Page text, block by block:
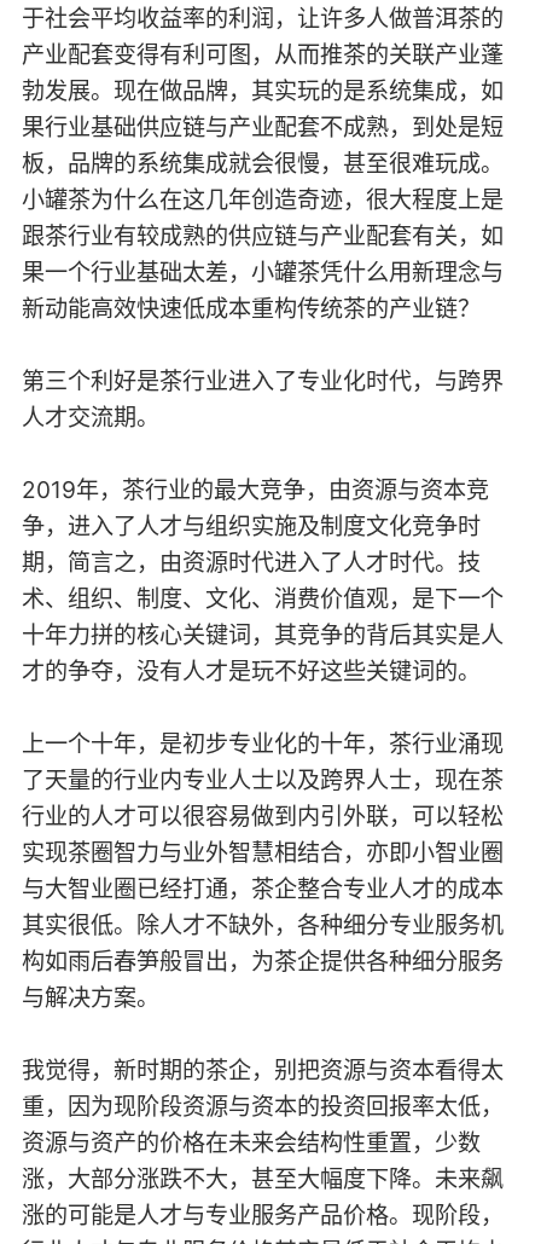
于社会平均收益率的利润，让许多人做普洱茶的
产业配套变得有利可图，从而推茶的关联产业蓬
勃发展。现在做品牌，其实玩的是系统集成，如
果行业基础供应链与产业配套不成熟，到处是短
板，品牌的系统集成就会很慢，甚至很难玩成。
小罐茶为什么在这几年创造奇迹，很大程度上是
跟茶行业有较成熟的供应链与产业配套有关，如
果一个行业基础太差，小罐茶凭什么用新理念与
新动能高效快速低成本重构传统茶的产业链？
第三个利好是茶行业进入了专业化时代，与跨界
人才交流期。
2019年，茶行业的最大竞争，由资源与资本竞
争，进入了人才与组织实施及制度文化竞争时
期，简言之，由资源时代进入了人才时代。技
术、组织、制度、文化、消费价值观，是下一个
十年力拼的核心关键词，其竞争的背后其实是人
才的争夺，没有人才是玩不好这些关键词的。
上一个十年，是初步专业化的十年，茶行业涌现
了天量的行业内专业人士以及跨界人士，现在茶
行业的人才可以很容易做到内引外联，可以轻松
实现茶圈智力与业外智慧相结合，亦即小智业圈
与大智业圈已经打通，茶企整合专业人才的成本
其实很低。除人才不缺外，各种细分专业服务机
构如雨后春笋般冒出，为茶企提供各种细分服务
与解决方案。
我觉得，新时期的茶企，别把资源与资本看得太
重，因为现阶段资源与资本的投资回报率太低，
资源与资产的价格在未来会结构性重置，少数
涨，大部分涨跌不大，甚至大幅度下降。未来飙
涨的可能是人才与专业服务产品价格。现阶段，